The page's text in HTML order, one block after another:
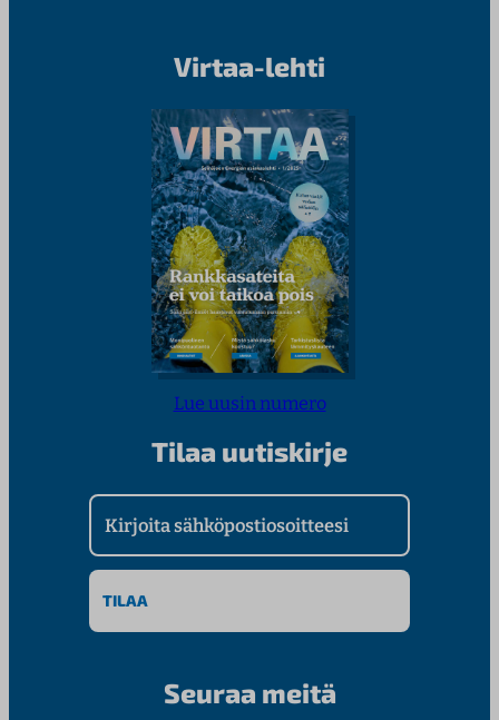
Virtaa-lehti
Lue uusin numero
Tilaa uutiskirje
Kirjoita sähköpostiosoitteesi
Seuraa meitä